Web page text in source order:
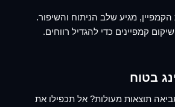
מגיע שלב הניתוח והשיפור.
קמפיינים כדי להגדיל רווחים.
בטוח
תוצאות מעולות? אל תכפילו את